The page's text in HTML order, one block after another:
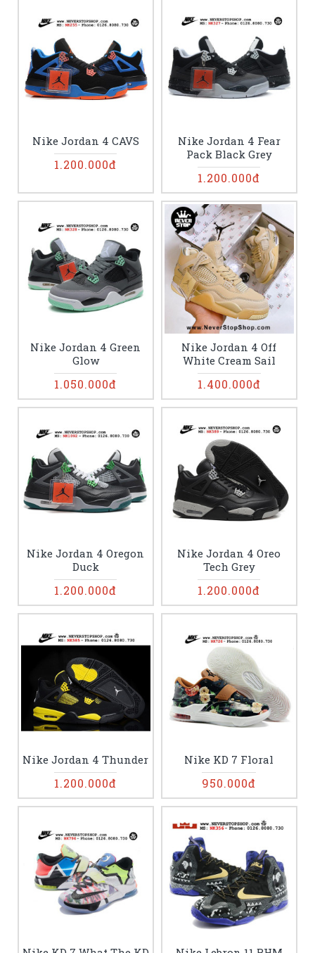
Nike Jordan 4 CAVS
1.200.000đ
Nike Jordan 4 Fear
Pack Black Grey
1.200.000đ
Nike Jordan 4 Green
Glow
1.050.000đ
Nike Jordan 4 Off
White Cream Sail
1.400.000đ
Nike Jordan 4 Oregon
Duck
1.200.000đ
Nike Jordan 4 Oreo
Tech Grey
1.200.000đ
Nike Jordan 4 Thunder
1.200.000đ
Nike KD 7 Floral
950.000đ